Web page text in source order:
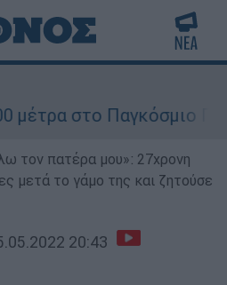
στο Παγκόσμιο
τον πατέρα μου»: 27χρονη
μετά το γάμο της και ζητούσε
20:43